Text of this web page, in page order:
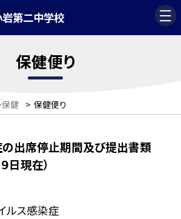
第二中学校
保健便り
保健 > 保健便り
出席停止期間及び提出書類
日現在）
ルス感染症